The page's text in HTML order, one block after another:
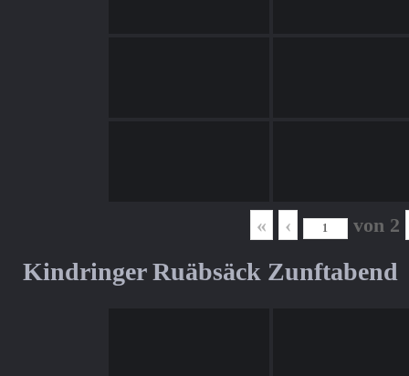
« ‹ von 2
Kindringer Ruäbsäck Zunftabend